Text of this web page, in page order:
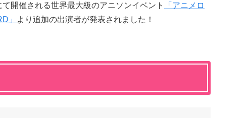
開催される世界最大級のアニソンイベント
「アニメロ
」
より追加の出演者が発表されました！